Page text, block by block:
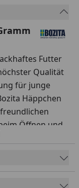
Futter
Qualität
für junge
Häppchen
Öffnen und
wird aus
Rohstoffen
Produkt enthält